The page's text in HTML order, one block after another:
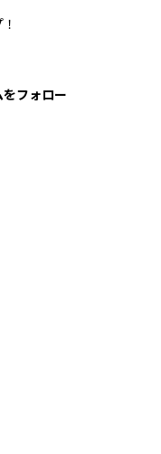
フォロー